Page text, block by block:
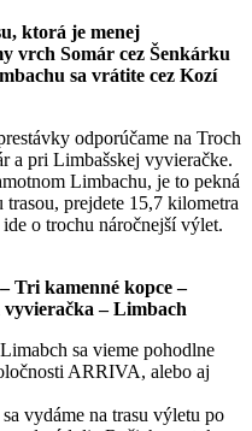
ktorá je menej
vrch Somár cez Šenkárku
sa vrátite cez Kozí
odporúčame na Troch
a pri Limbašskej vyvieračke.
Limbachu, je to pekná
prejdete 15,7 kilometra
o trochu náročnejší výlet.
Tri kamenné kopce –
– Limbach
sa vieme pohodlne
ARRIVA, alebo aj
vydáme na trasu výletu po